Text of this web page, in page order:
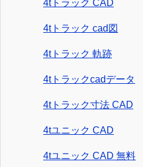
4tトラック CAD
4tトラック cad図
4tトラック 軌跡
4tトラックcadデータ
4tトラック寸法 CAD
4tユニック CAD
4tユニック CAD 無料